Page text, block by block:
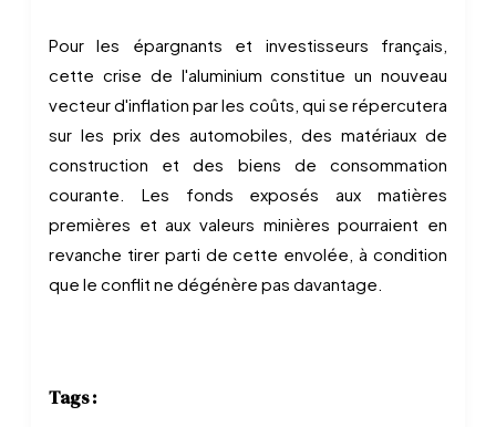
Pour les épargnants et investisseurs français,
cette crise de l'aluminium constitue un nouveau
vecteur d'inflation par les coûts, qui se répercutera
sur les prix des automobiles, des matériaux de
construction et des biens de consommation
courante. Les fonds exposés aux matières
premières et aux valeurs minières pourraient en
revanche tirer parti de cette envolée, à condition
que le conflit ne dégénère pas davantage.
Tags :